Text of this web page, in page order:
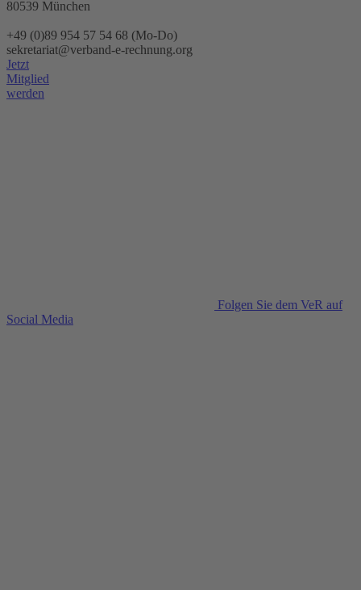
80539 München
+49 (0)89 954 57 54 68 (Mo-Do)
sekretariat@verband-e-rechnung.org
Jetzt
Mitglied
werden
Folgen Sie dem VeR auf
Social Media